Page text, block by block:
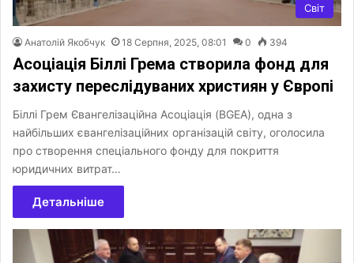
Світ
Анатолій Якобчук 18 Серпня, 2025, 08:01 0 394
Асоціація Біллі Грема створила фонд для
захисту переслідуваних християн у Європі
Біллі Грем Євангелізаційна Асоціація (BGEA), одна з
найбільших євангелізаційних організацій світу, оголосила
про створення спеціального фонду для покриття
юридичних витрат…
Детальніше